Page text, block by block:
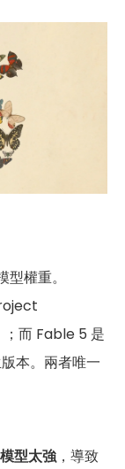
權重。
而 Fable 5 是
本。兩者唯一
型太強，導致